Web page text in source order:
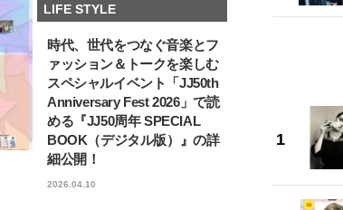
LIFE STYLE
時代、世代をつなぐ音楽とフ
ァッション＆トークを楽しむ
スペシャルイベント「JJ50th
Anniversary Fest 2026」で読
める『JJ50周年 SPECIAL
BOOK（デジタル版）』の詳
細公開！
2026.04.10
ディブル」リリース記念インタビ
ュー